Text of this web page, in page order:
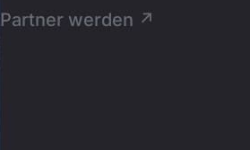
Partner werden ↗